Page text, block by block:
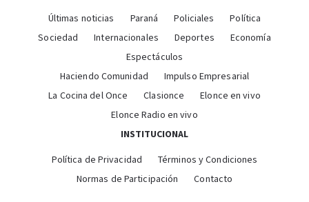
Últimas noticias Paraná Policiales
Política
Sociedad
Internacionales Deportes
Economía
Espectáculos
Haciendo Comunidad
Impulso Empresarial
La Cocina del Once
Clasionce
Elonce en vivo
Elonce Radio en vivo
INSTITUCIONAL
Política de Privacidad
Términos y Condiciones
Normas de Participación
Contacto